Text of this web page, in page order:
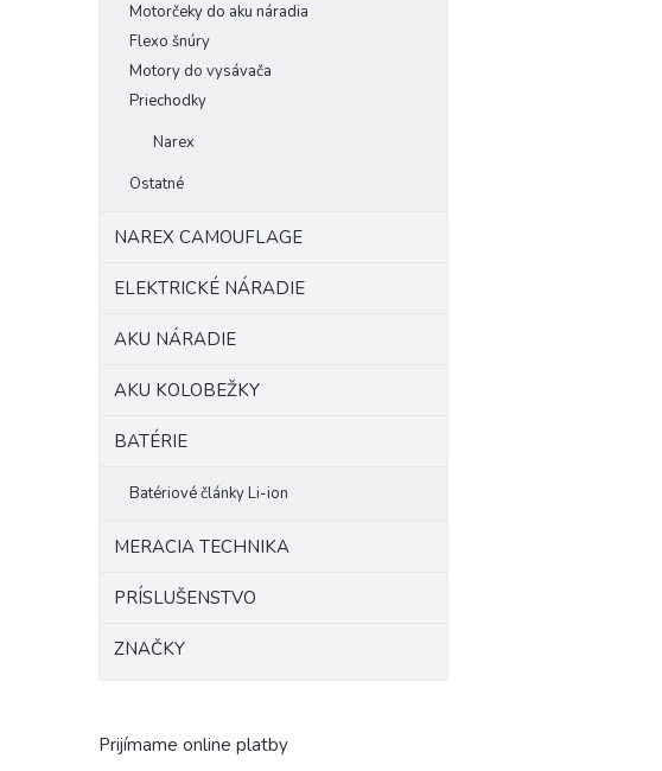
Motorčeky do aku náradia
Flexo šnúry
Motory do vysávača
Priechodky
Narex
Ostatné
NAREX CAMOUFLAGE
ELEKTRICKÉ NÁRADIE
AKU NÁRADIE
AKU KOLOBEŽKY
BATÉRIE
Batériové články Li-ion
MERACIA TECHNIKA
PRÍSLUŠENSTVO
ZNAČKY
Prijímame online platby